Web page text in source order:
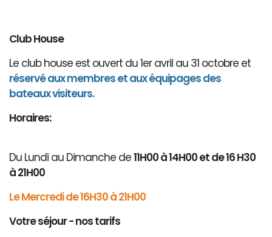
Club House
Le club house est ouvert du 1er avril au 31 octobre et
réservé aux membres et aux équipages des
bateaux visiteurs.
Horaires:
Du Lundi au Dimanche de11H00 à 14H00 et de 16 H30
à 21H00
Le Mercredi de 16H30 à 21H00
Votre séjour - nos tarifs